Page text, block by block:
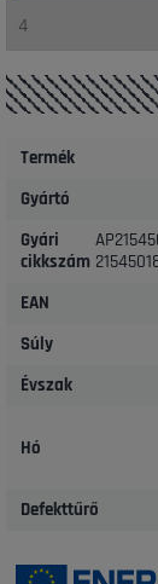
Termék
Gyártó
Gyári
cikkszám
EAN
Súly
Évszak
Hó
Defekttűrő